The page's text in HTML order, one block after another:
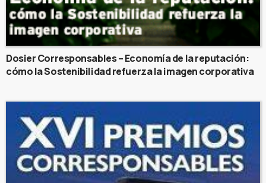
Dosier Corresponsables – Economía de la reputación:
cómo la Sostenibilidad refuerza la imagen corporativa